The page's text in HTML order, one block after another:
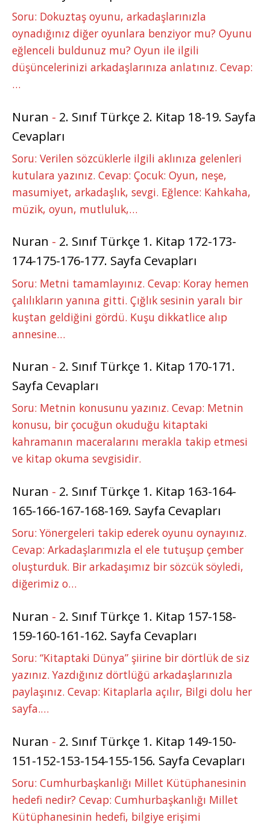
Soru: Dokuztaş oyunu, arkadaşlarınızla
oynadığınız diğer oyunlara benziyor mu? Oyunu
eğlenceli buldunuz mu? Oyun ile ilgili
düşüncelerinizi arkadaşlarınıza anlatınız. Cevap:
…
Nuran - 2. Sınıf Türkçe 2. Kitap 18-19. Sayfa
Cevapları
Soru: Verilen sözcüklerle ilgili aklınıza gelenleri
kutulara yazınız. Cevap: Çocuk: Oyun, neşe,
masumiyet, arkadaşlık, sevgi. Eğlence: Kahkaha,
müzik, oyun, mutluluk,…
Nuran - 2. Sınıf Türkçe 1. Kitap 172-173-
174-175-176-177. Sayfa Cevapları
Soru: Metni tamamlayınız. Cevap: Koray hemen
çalılıkların yanına gitti. Çığlık sesinin yaralı bir
kuştan geldiğini gördü. Kuşu dikkatlice alıp
annesine…
Nuran - 2. Sınıf Türkçe 1. Kitap 170-171.
Sayfa Cevapları
Soru: Metnin konusunu yazınız. Cevap: Metnin
konusu, bir çocuğun okuduğu kitaptaki
kahramanın maceralarını merakla takip etmesi
ve kitap okuma sevgisidir.
Nuran - 2. Sınıf Türkçe 1. Kitap 163-164-
165-166-167-168-169. Sayfa Cevapları
Soru: Yönergeleri takip ederek oyunu oynayınız.
Cevap: Arkadaşlarımızla el ele tutuşup çember
oluşturduk. Bir arkadaşımız bir sözcük söyledi,
diğerimiz o…
Nuran - 2. Sınıf Türkçe 1. Kitap 157-158-
159-160-161-162. Sayfa Cevapları
Soru: “Kitaptaki Dünya” şiirine bir dörtlük de siz
yazınız. Yazdığınız dörtlüğü arkadaşlarınızla
paylaşınız. Cevap: Kitaplarla açılır, Bilgi dolu her
sayfa.…
Nuran - 2. Sınıf Türkçe 1. Kitap 149-150-
151-152-153-154-155-156. Sayfa Cevapları
Soru: Cumhurbaşkanlığı Millet Kütüphanesinin
hedefi nedir? Cevap: Cumhurbaşkanlığı Millet
Kütüphanesinin hedefi, bilgiye erişimi